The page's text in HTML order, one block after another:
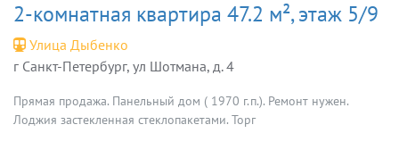
2-комнатная квартира 47.2 м², этаж 5/9
Улица Дыбенко
г Санкт-Петербург, ул Шотмана, д. 4
Прямая продажа. Панельный дом ( 1970 г.п.). Ремонт нужен.
Лоджия застекленная стеклопакетами. Торг